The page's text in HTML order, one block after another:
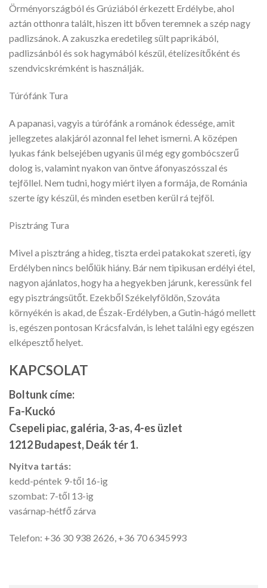
Örményországból és Grúziából érkezett Erdélybe, ahol
aztán otthonra talált, hiszen itt bőven teremnek a szép nagy
padlizsánok. A zakuszka eredetileg sült paprikából,
padlizsánból és sok hagymából készül, ételízesítőként és
szendvicskrémként is használják.
Túrófánk Tura
A papanasi, vagyis a túrófánk a románok édessége, amit
jellegzetes alakjáról azonnal fel lehet ismerni. A középen
lyukas fánk belsejében ugyanis ül még egy gombócszerű
dolog is, valamint nyakon van öntve áfonyaszósszal és
tejföllel. Nem tudni, hogy miért ilyen a formája, de Románia
szerte így készül, és minden esetben kerül rá tejföl.
Pisztráng Tura
Mivel a pisztráng a hideg, tiszta erdei patakokat szereti, így
Erdélyben nincs belőlük hiány. Bár nem tipikusan erdélyi étel,
nagyon ajánlatos, hogy ha a hegyekben járunk, keressünk fel
egy pisztrángsütőt. Ezekből Székelyföldön, Szováta
környékén is akad, de Észak-Erdélyben, a Gutin-hágó mellett
is, egészen pontosan Krácsfalván, is lehet találni egy egészen
elképesztő helyet.
KAPCSOLAT
Boltunk címe:
Fa-Kuckó
Csepeli piac, galéria, 3-as, 4-es üzlet
1212 Budapest, Deák tér 1.
Nyitva tartás:
kedd-péntek 9-től 16-ig
szombat: 7-től 13-ig
vasárnap-hétfő zárva
Telefon: +36 30 938 2626, +36 70 6345993